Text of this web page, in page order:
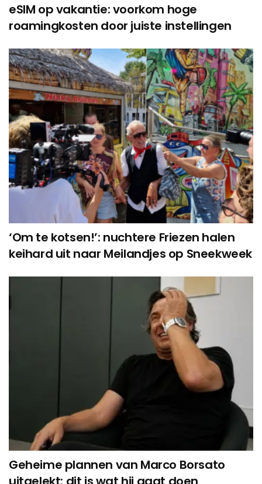
eSIM op vakantie: voorkom hoge
roamingkosten door juiste instellingen
‘Om te kotsen!’: nuchtere Friezen halen
keihard uit naar Meilandjes op Sneekweek
Geheime plannen van Marco Borsato